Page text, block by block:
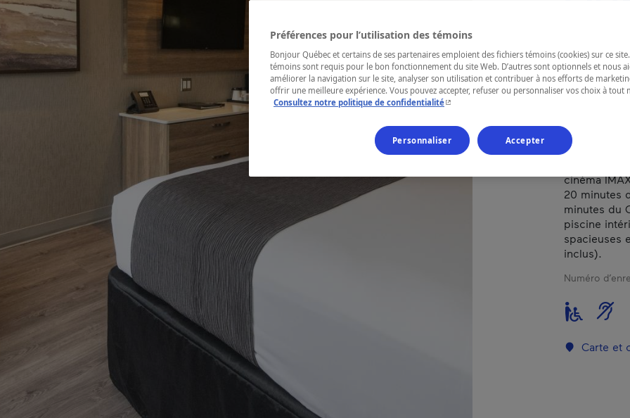
RÉGION
Québec
Cet hôtel
cinéma
20 minutes
minutes du
piscine
spacieuses
inclus).
Numéro
Carte et
Préférences pour l’utilisation des témoins
Bonjour Québec et certains de ses partenaires emploient des fichiers témoins (cookies) sur ce
témoins sont requis pour le bon fonctionnement du site Web. D’autres sont optionnels et nous
améliorer la navigation sur le site, analyser son utilisation et contribuer à nos efforts de
offrir une meilleure expérience. Vous pouvez accepter, refuser ou personnaliser vos choix à tout
Consultez notre politique de confidentialité- Cet hyperlien s'ouvrira dans une nouvelle fenêtre.
Personnaliser Accepter